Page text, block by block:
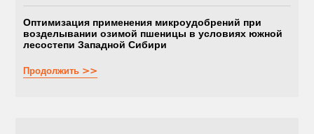
Оптимизация применения микроудобрений при
возделывании озимой пшеницы в условиях южной
лесостепи Западной Сибири
Продолжить >>